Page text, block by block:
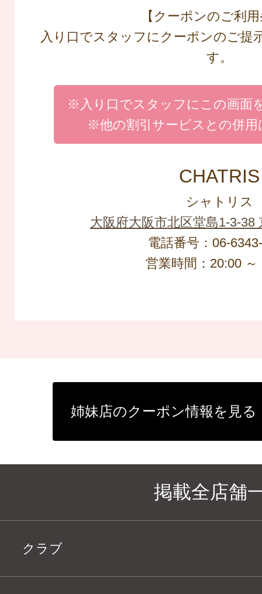
【クーポンのご利
入り口でスタッフにクーポンのご提
す。
※入り口でスタッフにこの画面
※他の割引サービスとの併
CHATRIS
シャトリス
大阪府大阪市北区堂島1-3-38
電話番号：06-
営業時間：20:00 ～
姉妹店のクーポン情報を見る
掲載全店舗
クラブ